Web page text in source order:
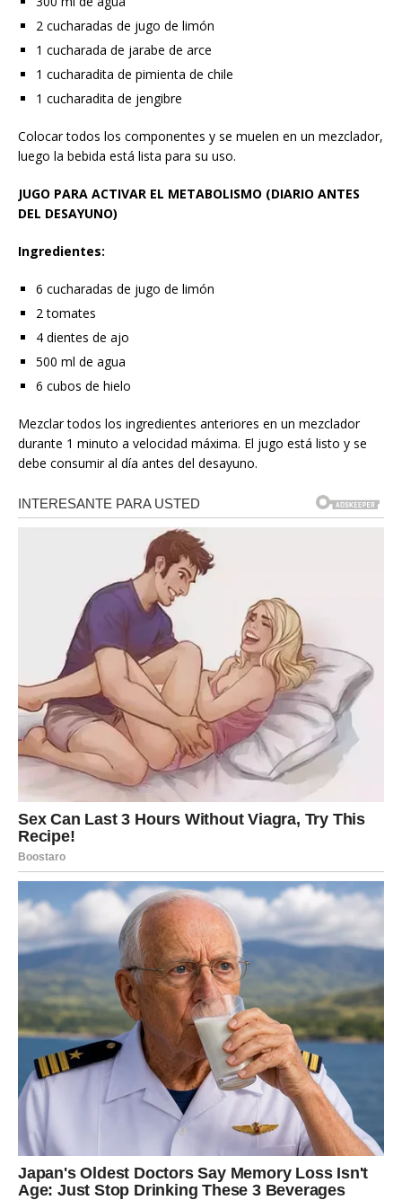
2 cucharadas de jugo de limón
1 cucharada de jarabe de arce
1 cucharadita de pimienta de chile
1 cucharadita de jengibre
Colocar todos los componentes y se muelen en un mezclador,
luego la bebida está lista para su uso.
JUGO PARA ACTIVAR EL METABOLISMO (DIARIO ANTES
DEL DESAYUNO)
Ingredientes:
6 cucharadas de jugo de limón
2 tomates
4 dientes de ajo
500 ml de agua
6 cubos de hielo
Mezclar todos los ingredientes anteriores en un mezclador
durante 1 minuto a velocidad máxima. El jugo está listo y se
debe consumir al día antes del desayuno.